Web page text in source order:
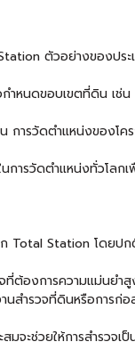
ตัวอย่างของปร
กำหนดขอบเขตที่ดิน
การวัดตำแหน่งของโ
การวัดตำแหน่งทั่วโล
Total Station โดยป
ต้องการความแม่นย
สำรวจที่ดินหรือการก่
ะช่วยให้การสำรวจเ